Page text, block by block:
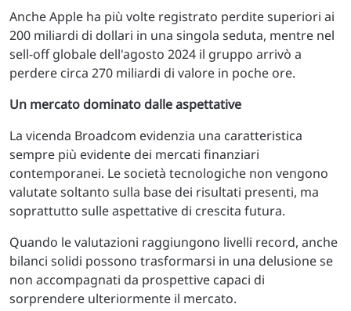
Anche Apple ha più volte registrato perdite superiori ai
200 miliardi di dollari in una singola seduta, mentre nel
sell-off globale dell'agosto 2024 il gruppo arrivò a
perdere circa 270 miliardi di valore in poche ore.
Un mercato dominato dalle aspettative
La vicenda Broadcom evidenzia una caratteristica
sempre più evidente dei mercati finanziari
contemporanei. Le società tecnologiche non vengono
valutate soltanto sulla base dei risultati presenti, ma
soprattutto sulle aspettative di crescita futura.
Quando le valutazioni raggiungono livelli record, anche
bilanci solidi possono trasformarsi in una delusione se
non accompagnati da prospettive capaci di
sorprendere ulteriormente il mercato.